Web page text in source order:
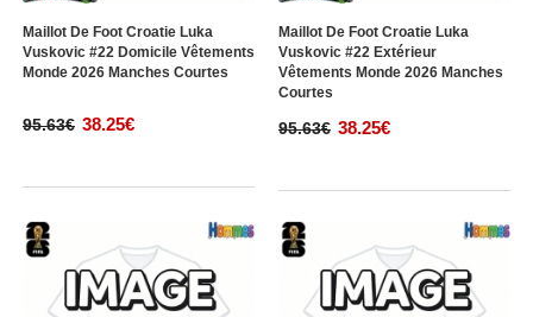
Maillot De Foot Croatie Luka
Vuskovic #22 Domicile Vêtements
Monde 2026 Manches Courtes
95.63€ 38.25€
Maillot De Foot Croatie Luka
Vuskovic #22 Extérieur
Vêtements Monde 2026 Manches
Courtes
95.63€ 38.25€